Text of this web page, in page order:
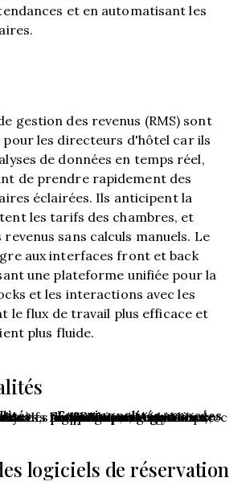
et en automatisant les
gestion des revenus (RMS) sont
pour les directeurs d'hôtel car ils
de données en temps réel,
de prendre rapidement des
éclairées. Ils anticipent la
les tarifs des chambres, et
sans calculs manuels. Le
aux interfaces front et back
une plateforme unifiée pour la
et les interactions avec les
le flux de travail plus efficace et
plus fluide.
Fonctionnalités avancées
Algorithmes d’apprentissage automatique, analyses prédictives, intégration avec les systèmes de gestion de propriété, stratégies tarifaires personnalisées, flux de données en temps réel, segmentation client, planification de scénarios, outils BI avancés, accès mobile
logiciels de réservation